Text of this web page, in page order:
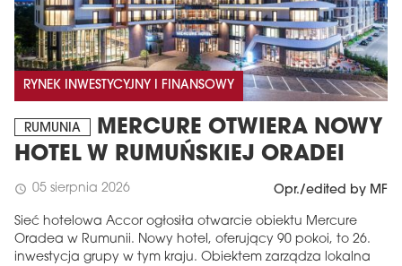
RYNEK INWESTYCYJNY I FINANSOWY
RUMUNIA
MERCURE OTWIERA NOWY
HOTEL W RUMUŃSKIEJ ORADEI
schedule 05 sierpnia 2026 Opr./edited by MF
Sieć hotelowa Accor ogłosiła otwarcie obiektu Mercure
Oradea w Rumunii. Nowy hotel, oferujący 90 pokoi, to 26.
inwestycja grupy w tym kraju. Obiektem zarządza lokalna